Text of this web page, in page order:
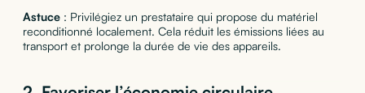
Astuce: Privilégiez un prestataire qui propose du matériel
reconditionné localement. Cela réduit les émissions liées au
transport et prolonge la durée de vie des appareils.